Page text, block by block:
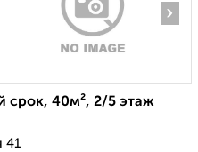
›
срок, 40м², 2/5 этаж
41